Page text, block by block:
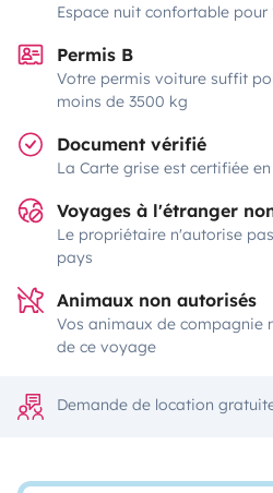
Espace nuit confortable pour
Permis B
Votre permis voiture suffit
moins de 3500 kg
Document vérifié
La Carte grise est certifiée
Voyages à l'étranger
Le propriétaire n'autorise
pays
Animaux non autorisés
Vos animaux de compagnie
de ce voyage
Demande de location